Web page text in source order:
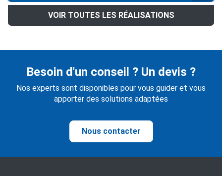
VOIR TOUTES LES RÉALISATIONS
Besoin d'un conseil ? Un devis ?
Nos experts sont disponibles pour vous guider et vous
apporter des solutions adaptées
Nous contacter